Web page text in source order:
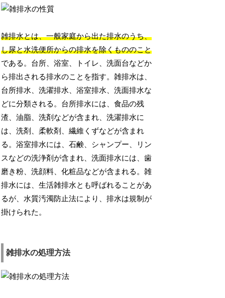
雑排水とは、一般家庭から出た排水のうち、
し尿と水洗便所からの排水を除くもののこと
である。台所、浴室、トイレ、洗面台などか
ら排出される排水のことを指す。雑排水は、
台所排水、洗濯排水、浴室排水、洗面排水な
どに分類される。台所排水には、食品の残
渣、油脂、洗剤などが含まれ、洗濯排水に
は、洗剤、柔軟剤、繊維くずなどが含まれ
る。浴室排水には、石鹸、シャンプー、リン
スなどの洗浄剤が含まれ、洗面排水には、歯
磨き粉、洗顔料、化粧品などが含まれる。雑
排水には、生活雑排水とも呼ばれることがあ
るが、水質汚濁防止法により、排水は規制が
掛けられた。
雑排水の処理方法